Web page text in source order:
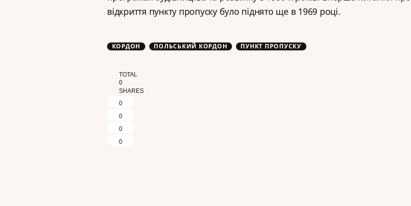
відкриття пункту пропуску було піднято ще в 1969 році.
КОРДОН ПОЛЬСЬКИЙ КОРДОН ПУНКТ ПРОПУСКУ
TOTAL
0
SHARES
0
0
0
0